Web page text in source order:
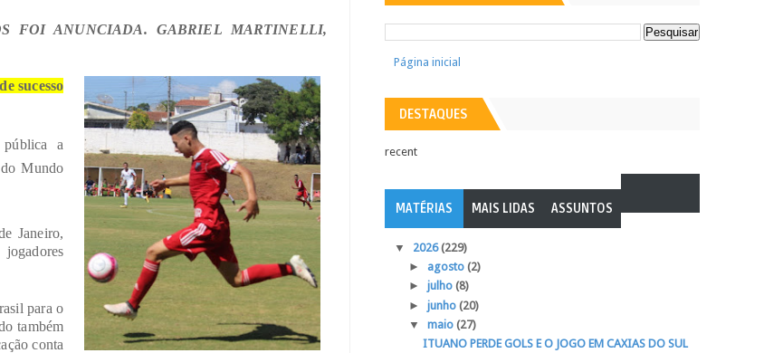
FOI ANUNCIADA. GABRIEL MARTINELLI,
sucesso
a
Mundo
Janeiro,
para o
também
conta
Página inicial
DESTAQUES
recent
MATÉRIAS MAIS LIDAS ASSUNTOS
▼ 2026(229)
► agosto (2)
► julho (8)
► junho (20)
▼ maio (27)
ITUANO PERDE GOLS E O JOGO EM CAXIAS DO SUL